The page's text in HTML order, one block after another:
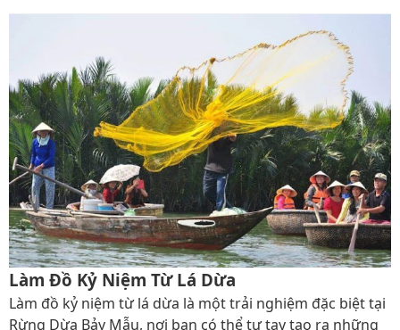
Làm Đồ Kỷ Niệm Từ Lá Dừa
Làm đồ kỷ niệm từ lá dừa là một trải nghiệm đặc biệt tại
Rừng Dừa Bảy Mẫu, nơi bạn có thể tự tay tạo ra những